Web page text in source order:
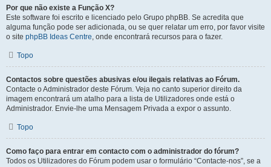
Por que não existe a Função X?
Este software foi escrito e licenciado pelo Grupo phpBB. Se acredita que
alguma função pode ser adicionada, ou se quer relatar um erro, por favor visite
o site phpBB Ideas Centre, onde encontrará recursos para o fazer.
Topo
Contactos sobre questões abusivas e/ou ilegais relativas ao Fórum.
Contacte o Administrador deste Fórum. Veja no canto superior direito da
imagem encontrará um atalho para a lista de Utilizadores onde está o
Administrador. Envie-lhe uma Mensagem Privada a expor o assunto.
Topo
Como faço para entrar em contacto com o administrador do fórum?
Todos os Utilizadores do Fórum podem usar o formulário “Contacte-nos”, se a